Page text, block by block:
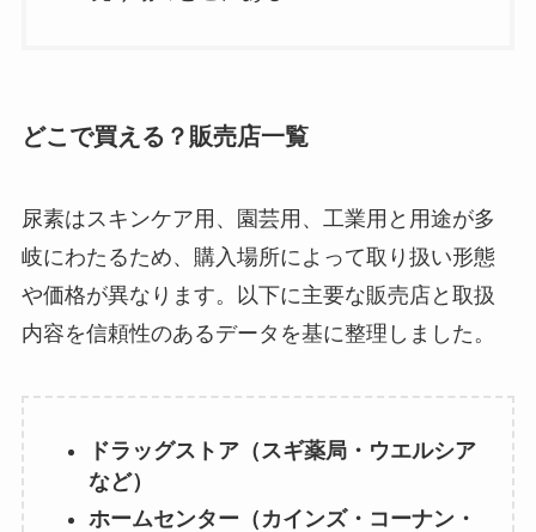
どこで買える？販売店一覧
尿素はスキンケア用、園芸用、工業用と用途が多
岐にわたるため、購入場所によって取り扱い形態
や価格が異なります。以下に主要な販売店と取扱
内容を信頼性のあるデータを基に整理しました。
ドラッグストア（スギ薬局・ウエルシア
など）
ホームセンター（カインズ・コーナン・